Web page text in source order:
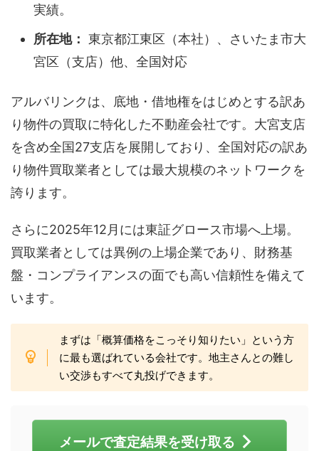
実績。
所在地： 東京都江東区（本社）、さいたま市大
宮区（支店）他、全国対応
アルバリンクは、底地・借地権をはじめとする訳あ
り物件の買取に特化した不動産会社です。大宮支店
を含め全国27支店を展開しており、全国対応の訳あ
り物件買取業者としては最大規模のネットワークを
誇ります。
さらに2025年12月には東証グロース市場へ上場。
買取業者としては異例の上場企業であり、財務基
盤・コンプライアンスの面でも高い信頼性を備えて
います。
まずは「概算価格をこっそり知りたい」という方
に最も選ばれている会社です。地主さんとの難し
い交渉もすべて丸投げできます。
メールで査定結果を受け取る